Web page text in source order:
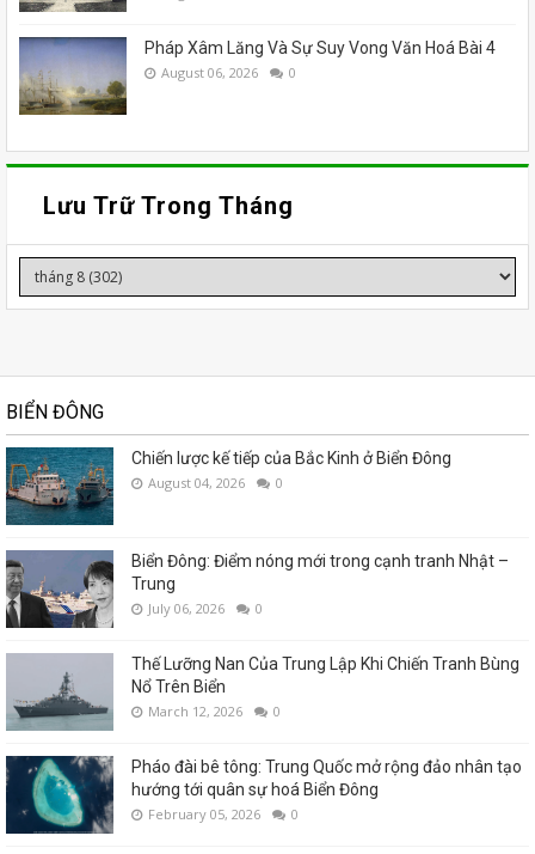
Pháp Xâm Lăng Và Sự Suy Vong Văn Hoá Bài 4
August 06, 2026 0
Lưu Trữ Trong Tháng
BIỂN ĐÔNG
Chiến lược kế tiếp của Bắc Kinh ở Biển Đông
August 04, 2026 0
Biển Đông: Điểm nóng mới trong cạnh tranh Nhật –
Trung
July 06, 2026 0
Thế Lưỡng Nan Của Trung Lập Khi Chiến Tranh Bùng
Nổ Trên Biển
March 12, 2026 0
Pháo đài bê tông: Trung Quốc mở rộng đảo nhân tạo
hướng tới quân sự hoá Biển Đông
February 05, 2026 0